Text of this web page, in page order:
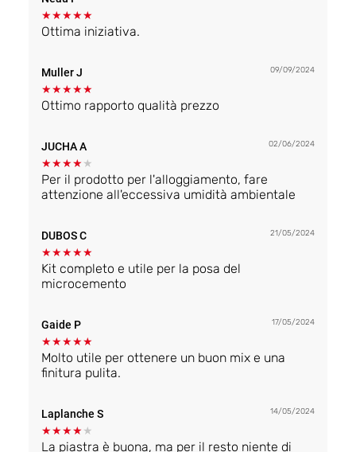
★★★★★
Ottima iniziativa.
Muller J 09/09/2024
★★★★★
Ottimo rapporto qualità prezzo
JUCHA A 02/06/2024
★★★★★
Per il prodotto per l'alloggiamento, fare
attenzione all'eccessiva umidità ambientale
DUBOS C 21/05/2024
★★★★★
Kit completo e utile per la posa del
microcemento
Gaide P 17/05/2024
★★★★★
Molto utile per ottenere un buon mix e una
finitura pulita.
Laplanche S 14/05/2024
★★★★★
La piastra è buona, ma per il resto niente di